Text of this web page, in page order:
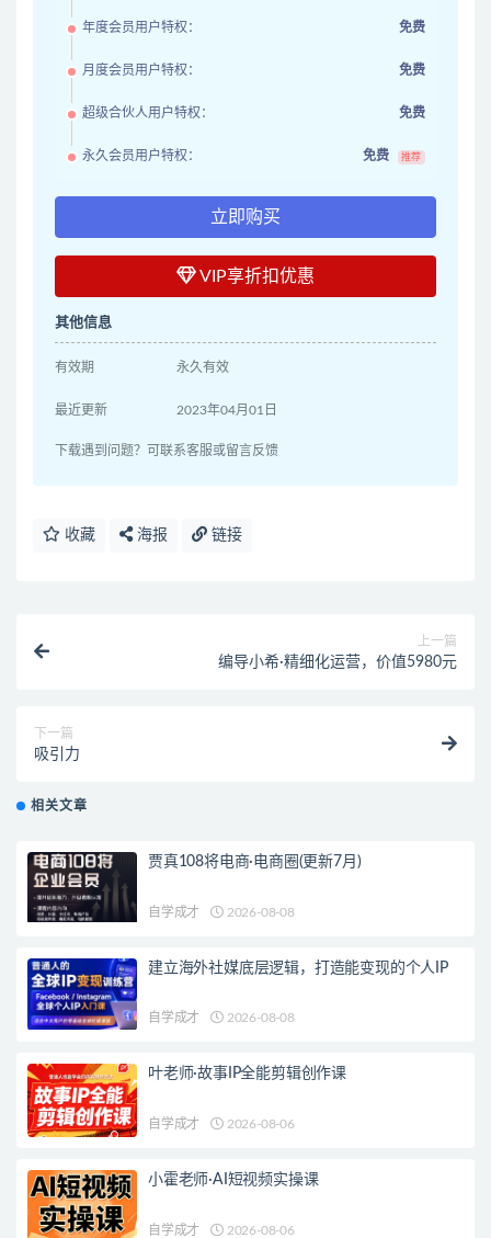
年度会员用户特权： 免费
月度会员用户特权： 免费
超级合伙人用户特权： 免费
永久会员用户特权： 免费 推荐
立即购买
VIP享折扣优惠
其他信息
有效期 永久有效
最近更新 2023年04月01日
下载遇到问题？可联系客服或留言反馈
收藏 海报 链接
上一篇
编导小希·精细化运营，价值5980元
下一篇
吸引力
相关文章
贾真108将电商·电商圈(更新7月)
自学成才 2026-08-08
建立海外社媒底层逻辑，打造能变现的个人IP
自学成才 2026-08-08
叶老师·故事IP全能剪辑创作课
自学成才 2026-08-06
小霍老师·AI短视频实操课
自学成才 2026-08-06